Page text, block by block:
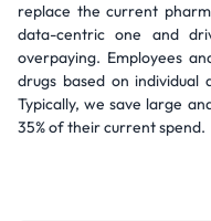
replace the current
data-centric one and
overpaying. Employees
drugs based on
Typically, we save large
35% of their current spend.